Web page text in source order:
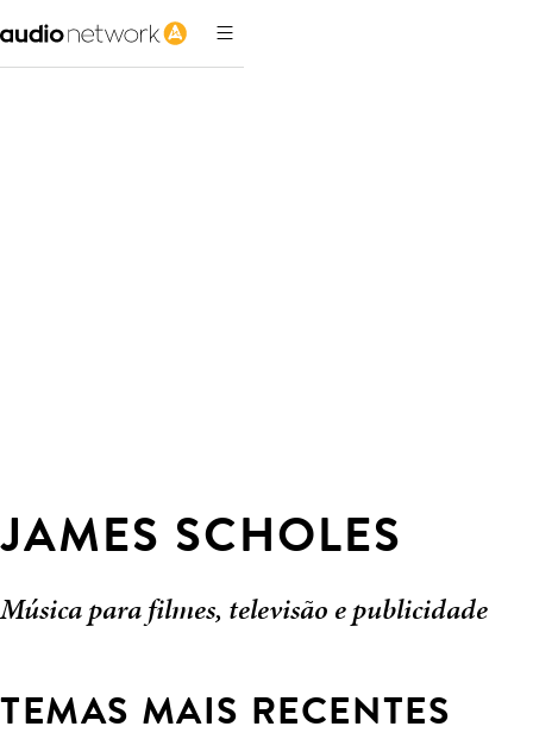
JAMES SCHOLES
Música para filmes, televisão e publicidade
TEMAS MAIS RECENTES